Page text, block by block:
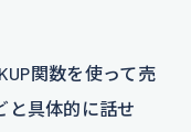
関数を使って売
と具体的に話せ